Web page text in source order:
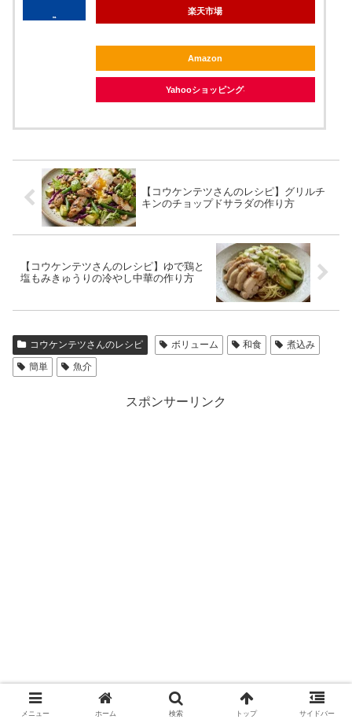
楽天市場
Amazon
Yahooショッピング
【コウケンテツさんのレシピ】グリルチ
キンのチョップドサラダの作り方
【コウケンテツさんのレシピ】ゆで鶏と
塩もみきゅうりの冷やし中華の作り方
コウケンテツさんのレシピ ボリューム 和食
煮込み
簡単
魚介
スポンサーリンク
メニュー ホーム 検索 トップ サイドバー